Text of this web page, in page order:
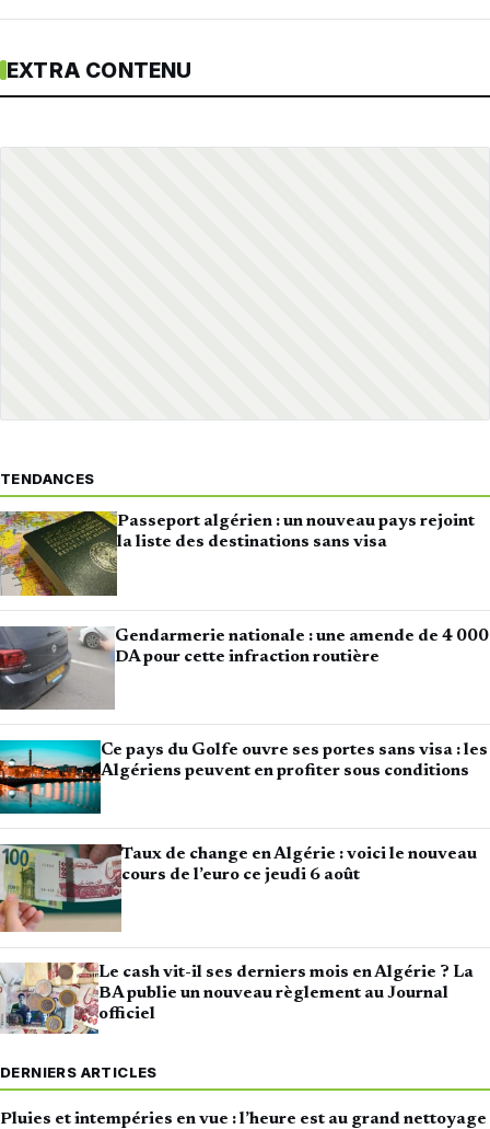
EXTRA CONTENU
TENDANCES
Passeport algérien : un nouveau pays rejoint
la liste des destinations sans visa
Gendarmerie nationale : une amende de 4 000
DA pour cette infraction routière
Ce pays du Golfe ouvre ses portes sans visa : les
Algériens peuvent en profiter sous conditions
Taux de change en Algérie : voici le nouveau
cours de l’euro ce jeudi 6 août
Le cash vit-il ses derniers mois en Algérie ? La
BA publie un nouveau règlement au Journal
officiel
DERNIERS ARTICLES
Pluies et intempéries en vue : l’heure est au grand nettoyage